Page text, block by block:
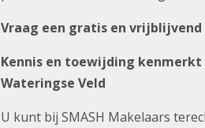
Vraag een gratis en
Kennis en toewijding kenmerkt
Wateringse Veld
U kunt bij SMASH Makelaars